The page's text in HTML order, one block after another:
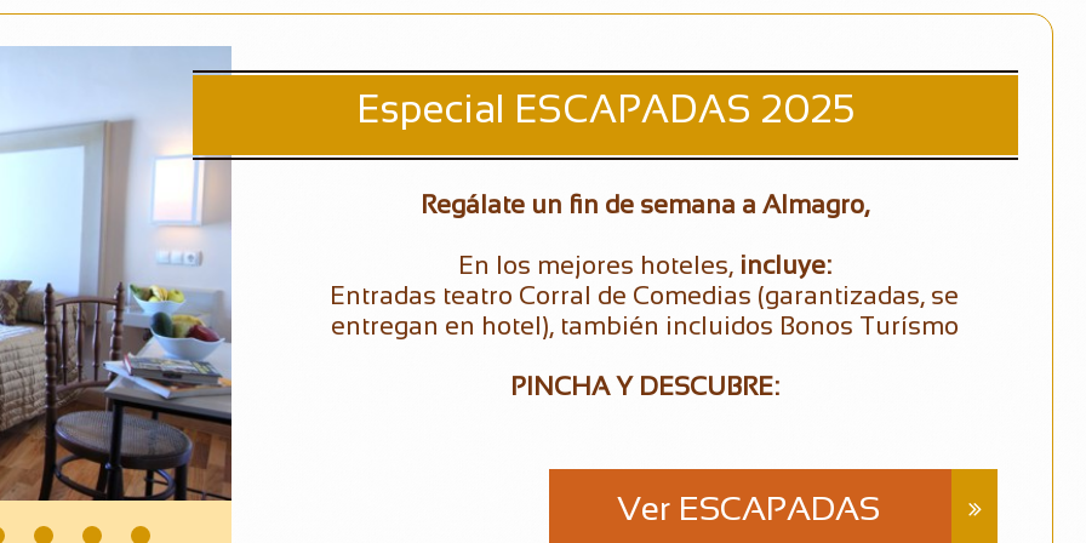

Ver ESCAPADAS 
Regálate un fin de semana a Almagro,
En los mejores hoteles, incluye:
Entradas teatro Corral de Comedias (garantizadas, se
entregan en hotel), también incluidos Bonos Turísmo
PINCHA Y DESCUBRE:
Especial ESCAPADAS 2025